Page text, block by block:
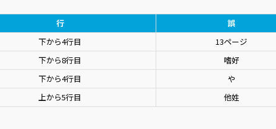
行 誤
下から4行目 13ページ
下から8行目 嗜好
下から4行目 や
上から5行目 他姓